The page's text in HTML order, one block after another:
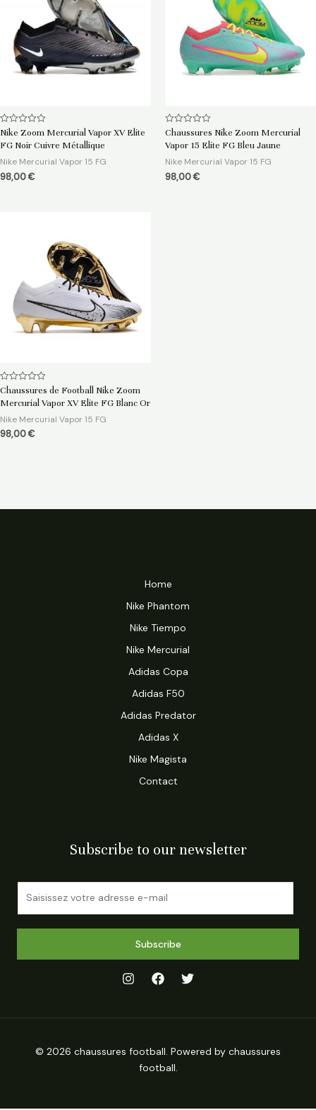
Note
sur
Nike Zoom Mercurial Vapor XV Elite
FG Noir Cuivre Métallique
Nike Mercurial Vapor 15 FG
98,00€
Note
sur
Chaussures Nike Zoom Mercurial
Vapor 15 Elite FG Bleu Jaune
Nike Mercurial Vapor 15 FG
98,00€
Note
sur
Chaussures de Football Nike Zoom
Mercurial Vapor XV Elite FG Blanc Or
Nike Mercurial Vapor 15 FG
98,00€
Home
Nike Phantom
Nike Tiempo
Nike Mercurial
Adidas Copa
Adidas F50
Adidas Predator
Adidas X
Nike Magista
Contact
Subscribe to our newsletter
Subscribe
© 2026 chaussures football. Powered by chaussures
football.